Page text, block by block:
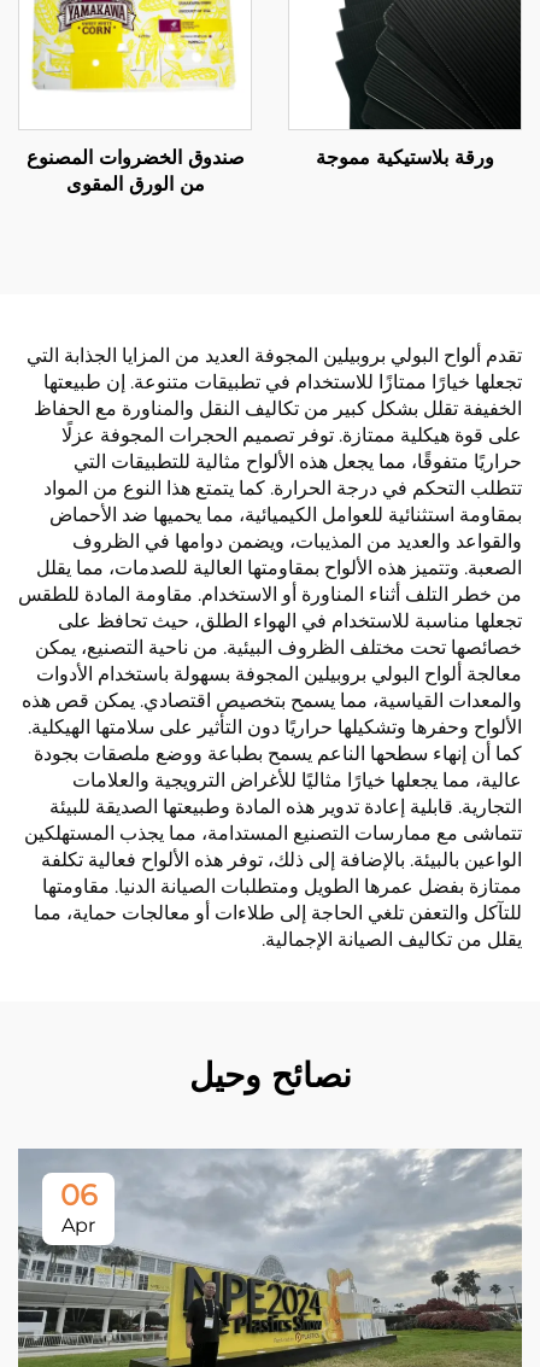
ورقة بلاستيكية مموجة
صندوق الخضروات المصنوع
من الورق المقوى
تقدم ألواح البولي بروبيلين المجوفة العديد من المزايا الجذابة التي
تجعلها خيارًا ممتازًا للاستخدام في تطبيقات متنوعة. إن طبيعتها
الخفيفة تقلل بشكل كبير من تكاليف النقل والمناورة مع الحفاظ
على قوة هيكلية ممتازة. توفر تصميم الحجرات المجوفة عزلًا
حراريًا متفوقًا، مما يجعل هذه الألواح مثالية للتطبيقات التي
تتطلب التحكم في درجة الحرارة. كما يتمتع هذا النوع من المواد
بمقاومة استثنائية للعوامل الكيميائية، مما يحميها ضد الأحماض
والقواعد والعديد من المذيبات، ويضمن دوامها في الظروف
الصعبة. وتتميز هذه الألواح بمقاومتها العالية للصدمات، مما يقلل
من خطر التلف أثناء المناورة أو الاستخدام. مقاومة المادة للطقس
تجعلها مناسبة للاستخدام في الهواء الطلق، حيث تحافظ على
خصائصها تحت مختلف الظروف البيئية. من ناحية التصنيع، يمكن
معالجة ألواح البولي بروبيلين المجوفة بسهولة باستخدام الأدوات
والمعدات القياسية، مما يسمح بتخصيص اقتصادي. يمكن قص هذه
الألواح وحفرها وتشكيلها حراريًا دون التأثير على سلامتها الهيكلية.
كما أن إنهاء سطحها الناعم يسمح بطباعة ووضع ملصقات بجودة
عالية، مما يجعلها خيارًا مثاليًا للأغراض الترويجية والعلامات
التجارية. قابلية إعادة تدوير هذه المادة وطبيعتها الصديقة للبيئة
تتماشى مع ممارسات التصنيع المستدامة، مما يجذب المستهلكين
الواعين بالبيئة. بالإضافة إلى ذلك، توفر هذه الألواح فعالية تكلفة
ممتازة بفضل عمرها الطويل ومتطلبات الصيانة الدنيا. مقاومتها
للتآكل والتعفن تلغي الحاجة إلى طلاءات أو معالجات حماية، مما
يقلل من تكاليف الصيانة الإجمالية.
نصائح وحيل
06
Apr